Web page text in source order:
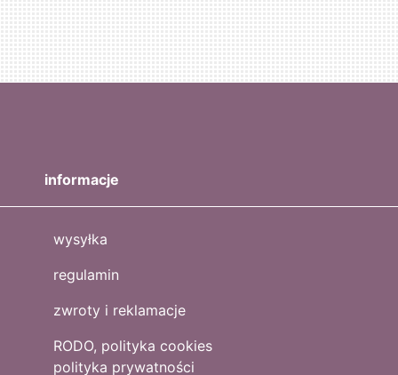
informacje
wysyłka
regulamin
zwroty i reklamacje
RODO, polityka cookies
polityka prywatności